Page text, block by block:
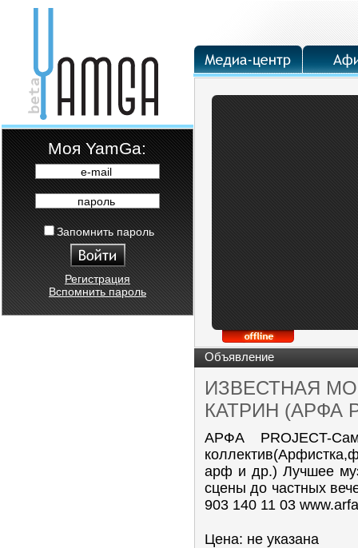
Moя YamGa:
e-mail
пароль
Запомнить пароль
Регистрация
Вспомнить пароль
Объявление
ИЗВЕСТНАЯ
КАТРИН (АРФА
АРФА PROJECT-
арф и др.) Лучшее
сцены до частных
903 140 11 03
Цена: не указана